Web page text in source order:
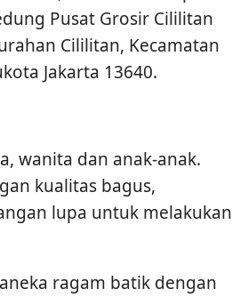
Pusat Grosir Cililitan
Cililitan, Kecamatan
Jakarta 13640.
wanita dan anak-anak.
kualitas bagus,
lupa untuk melakukan
ragam batik dengan